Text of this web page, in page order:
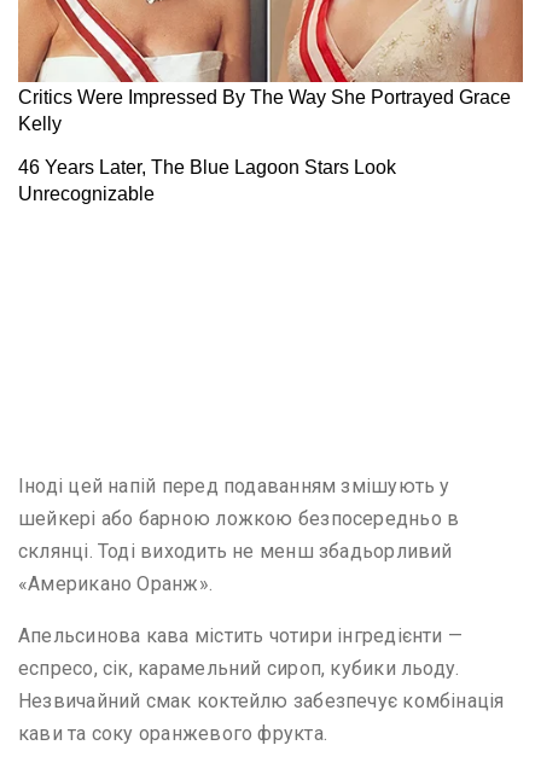
Іноді цей напій перед подаванням змішують у
шейкері або барною ложкою безпосередньо в
склянці. Тоді виходить не менш збадьорливий
«Американо Оранж».
Апельсинова кава містить чотири інгредієнти —
еспресо, сік, карамельний сироп, кубики льоду.
Незвичайний смак коктейлю забезпечує комбінація
кави та соку оранжевого фрукта.